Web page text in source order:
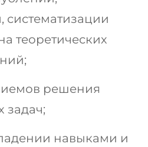
систематизации
теоретических
решения
задач;
навыками и